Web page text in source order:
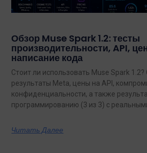
Обзор Muse Spark 1.2: тесты
производительности, API,
написание кода
Стоит ли использовать Muse Spark
результаты Meta, цены на API,
конфиденциальности, а также
программированию (3 из 3) с
Читать Далее